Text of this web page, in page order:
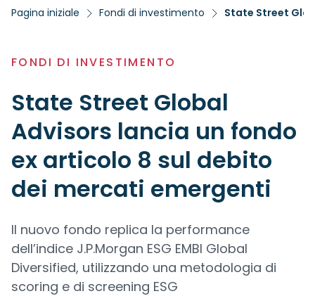
Pagina iniziale Fondi di investimento State Street
FONDI DI INVESTIMENTO
State Street Global
Advisors lancia un fondo
ex articolo 8 sul debito
dei mercati emergenti
Il nuovo fondo replica la performance
dell’indice J.P.Morgan ESG EMBI Global
Diversified, utilizzando una metodologia di
scoring e di screening ESG